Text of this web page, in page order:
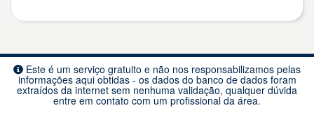
Este é um serviço gratuito e não nos responsabilizamos pelas
informações aqui obtidas - os dados do banco de dados foram
extraídos da internet sem nenhuma validação, qualquer dúvida
entre em contato com um profissional da área.